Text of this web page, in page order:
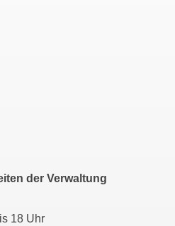
der Verwaltung
bis 18 Uhr